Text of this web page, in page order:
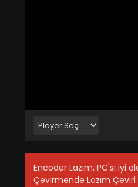
Encoder Lazım, PC'si iyi
Çevirmende Lazım